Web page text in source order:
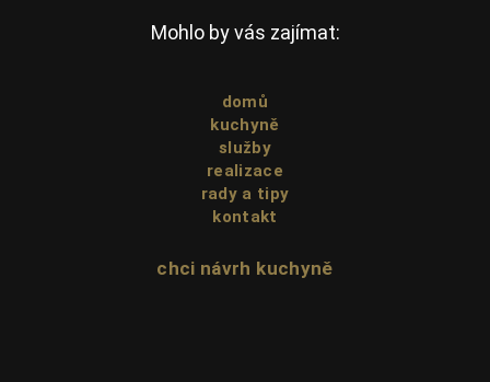
Mohlo by vás zajímat:
domů
kuchyně
služby
realizace
rady a tipy
kontakt
chci návrh kuchyně